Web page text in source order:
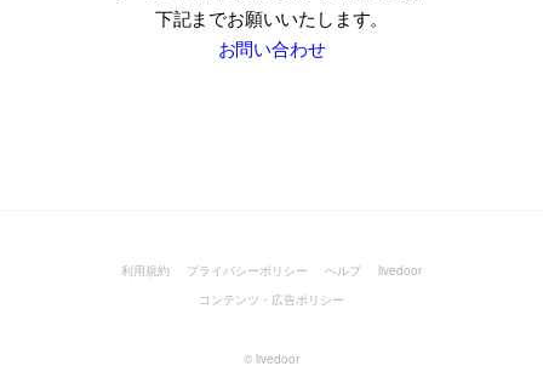
下記までお願いいたします。
お問い合わせ
利用規約 プライバシーポリシー ヘルプ
livedoor
コンテンツ・広告ポリシー
© livedoor